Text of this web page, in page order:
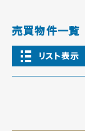
売買物件一覧
リスト表示